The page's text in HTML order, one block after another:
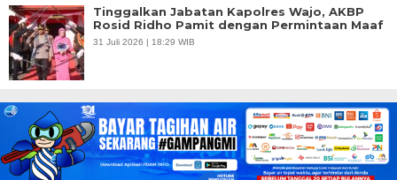
Tinggalkan Jabatan Kapolres Wajo, AKBP
Rosid Ridho Pamit dengan Permintaan Maaf
31 Juli 2026 | 18:29 WIB